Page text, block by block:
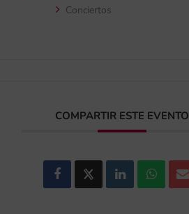
Conciertos
COMPARTIR ESTE EVENTO